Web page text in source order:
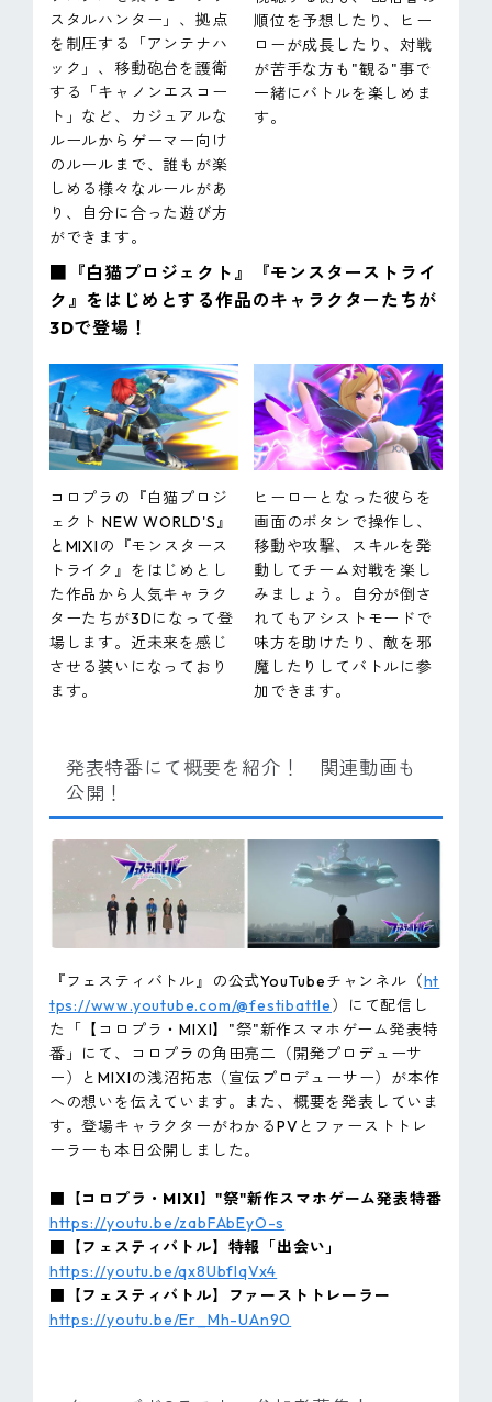
スタルハンター」、拠点
を制圧する「アンテナハ
ック」、移動砲台を護衛
する「キャノンエスコー
ト」など、カジュアルな
ルールからゲーマー向け
のルールまで、誰もが楽
しめる様々なルールがあ
り、自分に合った遊び方
ができます。
順位を予想したり、ヒー
ローが成長したり、対戦
が苦手な方も"観る"事で
一緒にバトルを楽しめま
す。
■『白猫プロジェクト』『モンスターストライ
ク』をはじめとする作品のキャラクターたちが
3Dで登場！
コロプラの『白猫プロジ
ェクト NEW WORLD'S』
とMIXIの『モンスタース
トライク』をはじめとし
た作品から人気キャラク
ターたちが3Dになって登
場します。近未来を感じ
させる装いになっており
ます。
ヒーローとなった彼らを
画面のボタンで操作し、
移動や攻撃、スキルを発
動してチーム対戦を楽し
みましょう。自分が倒さ
れてもアシストモードで
味方を助けたり、敵を邪
魔したりしてバトルに参
加できます。
発表特番にて概要を紹介！ 関連動画も
公開！
『フェスティバトル』の公式YouTubeチャンネル（ht
tps://www.youtube.com/@festibattle）にて配信し
た「【コロプラ・MIXI】"祭"新作スマホゲーム発表特
番」にて、コロプラの角田亮二（開発プロデューサ
ー）とMIXIの浅沼拓志（宣伝プロデューサー）が本作
への想いを伝えています。また、概要を発表していま
す。登場キャラクターがわかるPVとファーストトレ
ーラーも本日公開しました。
■【コロプラ・MIXI】"祭"新作スマホゲーム発表特番
https://youtu.be/zabFAbEyO-s
■【フェスティバトル】特報「出会い」
https://youtu.be/qx8UbflqVx4
■【フェスティバトル】ファーストトレーラー
https://youtu.be/Er_Mh-UAn90